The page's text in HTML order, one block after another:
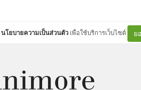
นโยบายความเป็นส่วนตัว เพื่อใช้บริการเว็บไซต์ ย